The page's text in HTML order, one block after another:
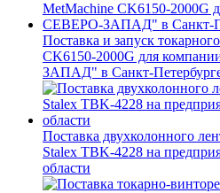
Поставка и запуск
CK6150-2000G для
ЗАПАД" в Санкт-
Поставка двухколонного
Stalex TBK-4228 на
области